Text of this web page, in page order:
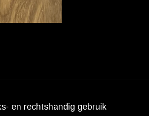
en rechtshandig gebruik